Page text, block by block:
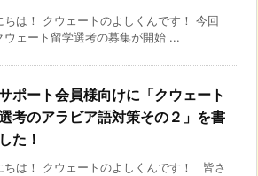
ちは！ クウェートのよしくんです！ 今回
ウェート留学選考の募集が開始 ...
ポート会員様向けに「クウェート
考のアラビア語対策その２」を書
た！
ちは！ クウェートのよしくんです！ 皆さ